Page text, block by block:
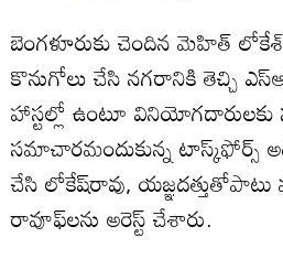
బెంగళూరుకు చెందిన మెహిత్‌ లోకేశ్‏రావు, యజ్ఞదత్తు డ్రగ్స్‌
కొనుగోలు చేసి నగరానికి తెచ్చి
హాస్టల్లో ఉంటూ వినియోగదారులకు
సమాచారమందుకున్న టాస్క్‌ఫోర్స్‌
చేసి లోకేష్‏రావు, యజ్ఞదత్తుతోపాటు మరో నిందితుడు
రావూఫ్‏లను అరెస్ట్‌ చేశారు.